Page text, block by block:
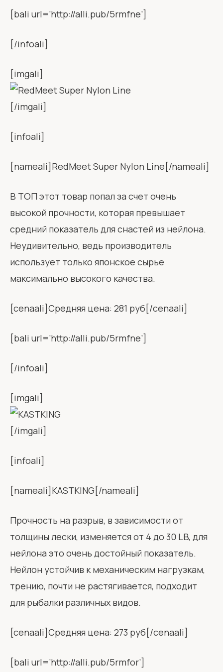
[bali url=’http://alli.pub/5rmfne’]
[/infoali]
[imgali]
[/imgali]
[infoali]
[nameali]RedMeet Super Nylon Line[/nameali]
В ТОП этот товар попал за счет очень
высокой прочности, которая превышает
средний показатель для снастей из нейлона.
Неудивительно, ведь производитель
использует только японское сырье
максимально высокого качества.
[cenaali]Средняя цена: 281 руб[/cenaali]
[bali url=’http://alli.pub/5rmfne’]
[/infoali]
[imgali]
[/imgali]
[infoali]
[nameali]KASTKING[/nameali]
Прочность на разрыв, в зависимости от
толщины лески, изменяется от 4 до 30 LB, для
нейлона это очень достойный показатель.
Нейлон устойчив к механическим нагрузкам,
трению, почти не растягивается, подходит
для рыбалки различных видов.
[cenaali]Средняя цена: 273 руб[/cenaali]
[bali url=’http://alli.pub/5rmfor’]